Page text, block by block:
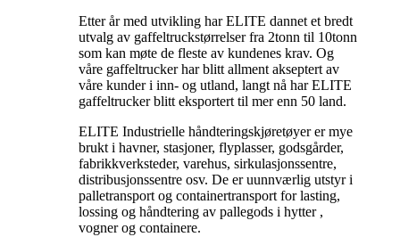
Etter år med utvikling har ELITE dannet et bredt
utvalg av gaffeltruckstørrelser fra 2tonn til 10tonn
som kan møte de fleste av kundenes krav. Og
våre gaffeltrucker har blitt allment akseptert av
våre kunder i inn- og utland, langt nå har ELITE
gaffeltrucker blitt eksportert til mer enn 50 land.
ELITE Industrielle håndteringskjøretøyer er mye
brukt i havner, stasjoner, flyplasser, godsgårder,
fabrikkverksteder, varehus, sirkulasjonssentre,
distribusjonssentre osv. De er uunnværlig utstyr i
palletransport og containertransport for lasting,
lossing og håndtering av pallegods i hytter ,
vogner og containere.